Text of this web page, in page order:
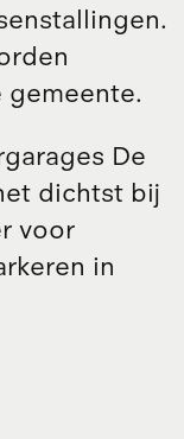
.
De
dichtst bij
voor
in